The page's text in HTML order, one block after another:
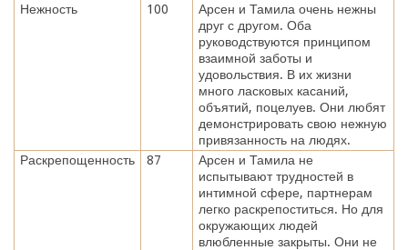
Нежность
100
Арсен и Тамила очень нежны
друг с другом. Оба
руководствуются принципом
взаимной заботы и
удовольствия. В их жизни
много ласковых касаний,
объятий, поцелуев. Они любят
демонстрировать свою нежную
привязанность на людях.
Раскрепощенность
87
Арсен и Тамила не
испытывают трудностей в
интимной сфере, партнерам
легко раскрепоститься. Но для
окружающих людей
влюбленные закрыты. Они не